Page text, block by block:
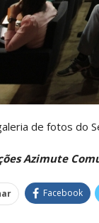
de fotos do
Azimute
Facebook